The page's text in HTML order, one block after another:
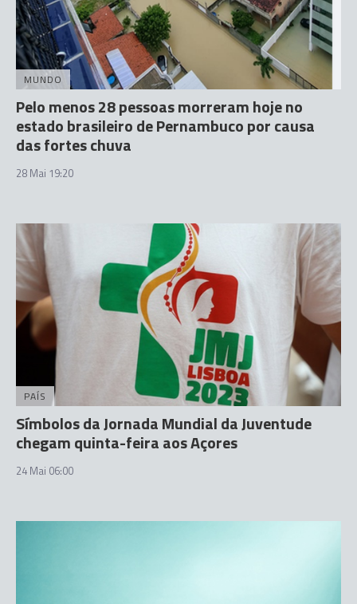
MUNDO
Pelo menos 28 pessoas morreram hoje no
estado brasileiro de Pernambuco por causa
das fortes chuva
28 Mai 19:20
PAÍS
Símbolos da Jornada Mundial da Juventude
chegam quinta-feira aos Açores
24 Mai 06:00